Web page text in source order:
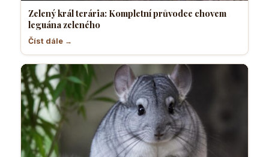
Zelený král terária: Kompletní průvodce chovem
leguána zeleného
Číst dále →